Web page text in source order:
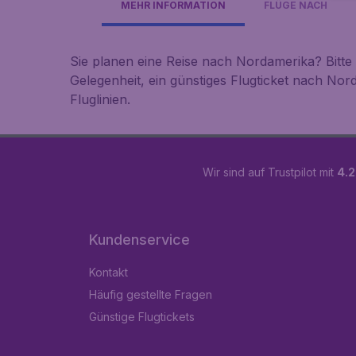
MEHR INFORMATION FLÜGE NACH
Sie planen eine Reise nach Nordamerika?
Gelegenheit, ein günstiges Flugticket nach
Fluglinien.
Wir sind auf Trustpilot mit
Kundenservice
Kontakt
Häufig gestellte Fragen
Günstige Flugtickets